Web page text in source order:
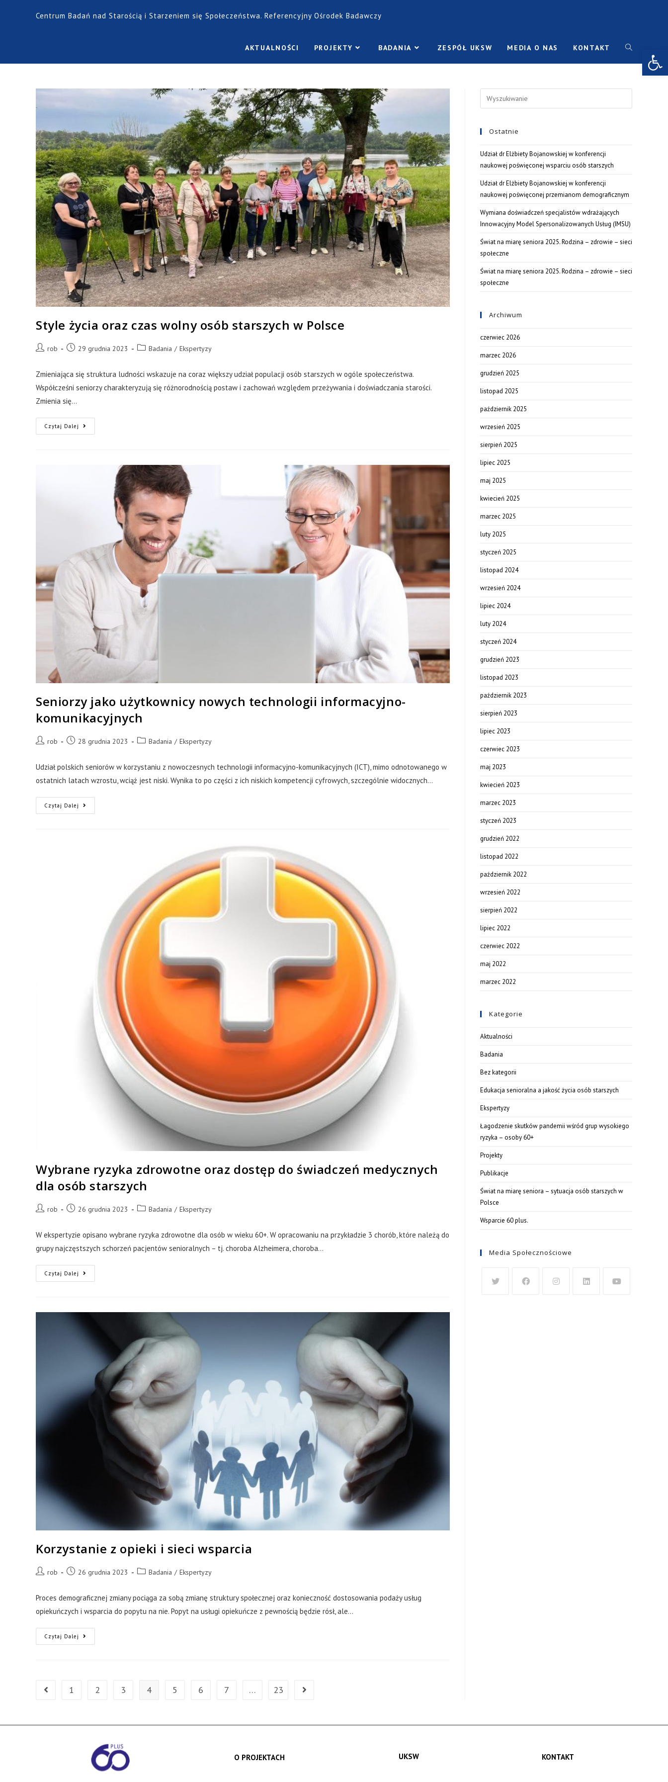
Open toolbar
Centrum Badań nad Starością i Starzeniem się Społeczeństwa. Referencyjny Ośrodek Badawczy
AKTUALNOŚCI PROJEKTY BADANIA ZESPÓŁ UKSW MEDIA O NAS KONTAKT
Style życia oraz czas wolny osób starszych w Polsce
rob 29 grudnia 2023 Badania / Ekspertyzy
Zmieniająca się struktura ludności wskazuje na coraz większy udział populacji osób starszych w ogóle społeczeństwa.
Współcześni seniorzy charakteryzują się różnorodnością postaw i zachowań względem przeżywania i doświadczania starości.
Zmienia się…
Czytaj Dalej
Seniorzy jako użytkownicy nowych technologii informacyjno-
komunikacyjnych
rob 28 grudnia 2023 Badania / Ekspertyzy
Udział polskich seniorów w korzystaniu z nowoczesnych technologii informacyjno-komunikacyjnych (ICT), mimo odnotowanego w
ostatnich latach wzrostu, wciąż jest niski. Wynika to po części z ich niskich kompetencji cyfrowych, szczególnie widocznych…
Czytaj Dalej
Wybrane ryzyka zdrowotne oraz dostęp do świadczeń medycznych
dla osób starszych
rob 26 grudnia 2023 Badania / Ekspertyzy
W ekspertyzie opisano wybrane ryzyka zdrowotne dla osób w wieku 60+. W opracowaniu na przykładzie 3 chorób, które należą do
grupy najczęstszych schorzeń pacjentów senioralnych – tj. choroba Alzheimera, choroba…
Czytaj Dalej
Korzystanie z opieki i sieci wsparcia
rob 26 grudnia 2023 Badania / Ekspertyzy
Proces demograficznej zmiany pociąga za sobą zmianę struktury społecznej oraz konieczność dostosowania podaży usług
opiekuńczych i wsparcia do popytu na nie. Popyt na usługi opiekuńcze z pewnością będzie rósł, ale…
Czytaj Dalej
1 2 3 4 5 6 7 … 23
Ostatnie
Udział dr Elżbiety Bojanowskiej w konferencji
naukowej poświęconej wsparciu osób starszych
Udział dr Elżbiety Bojanowskiej w konferencji
naukowej poświęconej przemianom demograficznym
Wymiana doświadczeń specjalistów wdrażających
Innowacyjny Model Spersonalizowanych Usług (IMSU)
Świat na miarę seniora 2025. Rodzina – zdrowie – sieci
społeczne
Świat na miarę seniora 2025. Rodzina – zdrowie – sieci
społeczne
Archiwum
czerwiec 2026
marzec 2026
grudzień 2025
listopad 2025
październik 2025
wrzesień 2025
sierpień 2025
lipiec 2025
maj 2025
kwiecień 2025
marzec 2025
luty 2025
styczeń 2025
listopad 2024
wrzesień 2024
lipiec 2024
luty 2024
styczeń 2024
grudzień 2023
listopad 2023
październik 2023
sierpień 2023
lipiec 2023
czerwiec 2023
maj 2023
kwiecień 2023
marzec 2023
styczeń 2023
grudzień 2022
listopad 2022
październik 2022
wrzesień 2022
sierpień 2022
lipiec 2022
czerwiec 2022
maj 2022
marzec 2022
Kategorie
Aktualności
Badania
Bez kategorii
Edukacja senioralna a jakość życia osób starszych
Ekspertyzy
Łagodzenie skutków pandemii wśród grup wysokiego
ryzyka – osoby 60+
Projekty
Publikacje
Świat na miarę seniora – sytuacja osób starszych w
Polsce
Wsparcie 60 plus.
Media Społecznościowe
O PROJEKTACH UKSW KONTAKT